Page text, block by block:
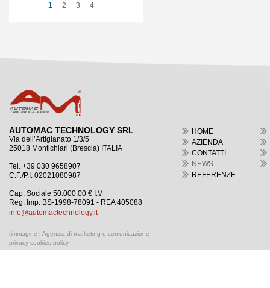
1 2 3 4
AUTOMAC TECHNOLOGY SRL
Via dell’Artigianato 1/3/5
25018 Montichiari (Brescia) ITALIA
Tel. +39 030 9658907
C.F./P.I. 02021080987
Cap. Sociale 50.000,00 € I.V
Reg. Imp. BS-1998-78091 - REA 405088
info@automactechnology.it
timmagine | Agenzia di marketing e comunicazione
privacy cookies policy
HOME
AZIENDA
CONTATTI
NEWS
REFERENZE